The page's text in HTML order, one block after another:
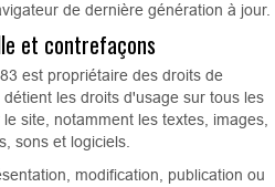
de dernière génération à jour.
et contrefaçons
est propriétaire des droits de
les droits d'usage sur tous les
site, notamment les textes, images,
sons et logiciels.
modification, publication ou